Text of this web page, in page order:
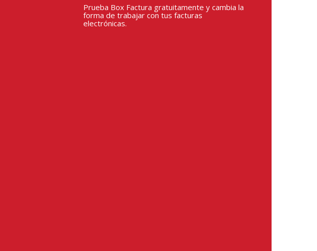
Prueba Box Factura gratuitamente y cambia la
forma de trabajar con tus facturas
electrónicas.